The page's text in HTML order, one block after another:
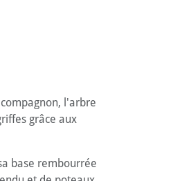
l'arbre
grâce aux
base rembourrée